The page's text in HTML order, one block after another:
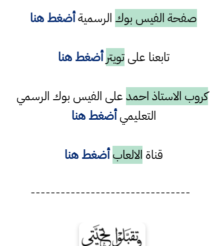
صفحة الفيس بوك الرسميةأضغط هنا
تابعنا علىتويتر أضغط هنا
كروب الاستاذ احمدعلى الفيس بوك الرسمي
التعليميأضغط هنا
قناة الالعاب أضغط هنا
--------------------------------